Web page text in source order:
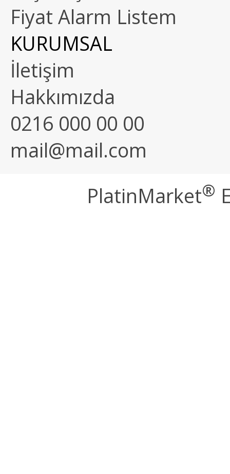
Fiyat Alarm Listem
KURUMSAL
İletişim
Hakkımızda
0216 000 00 00
mail@mail.com
PlatinMarket®